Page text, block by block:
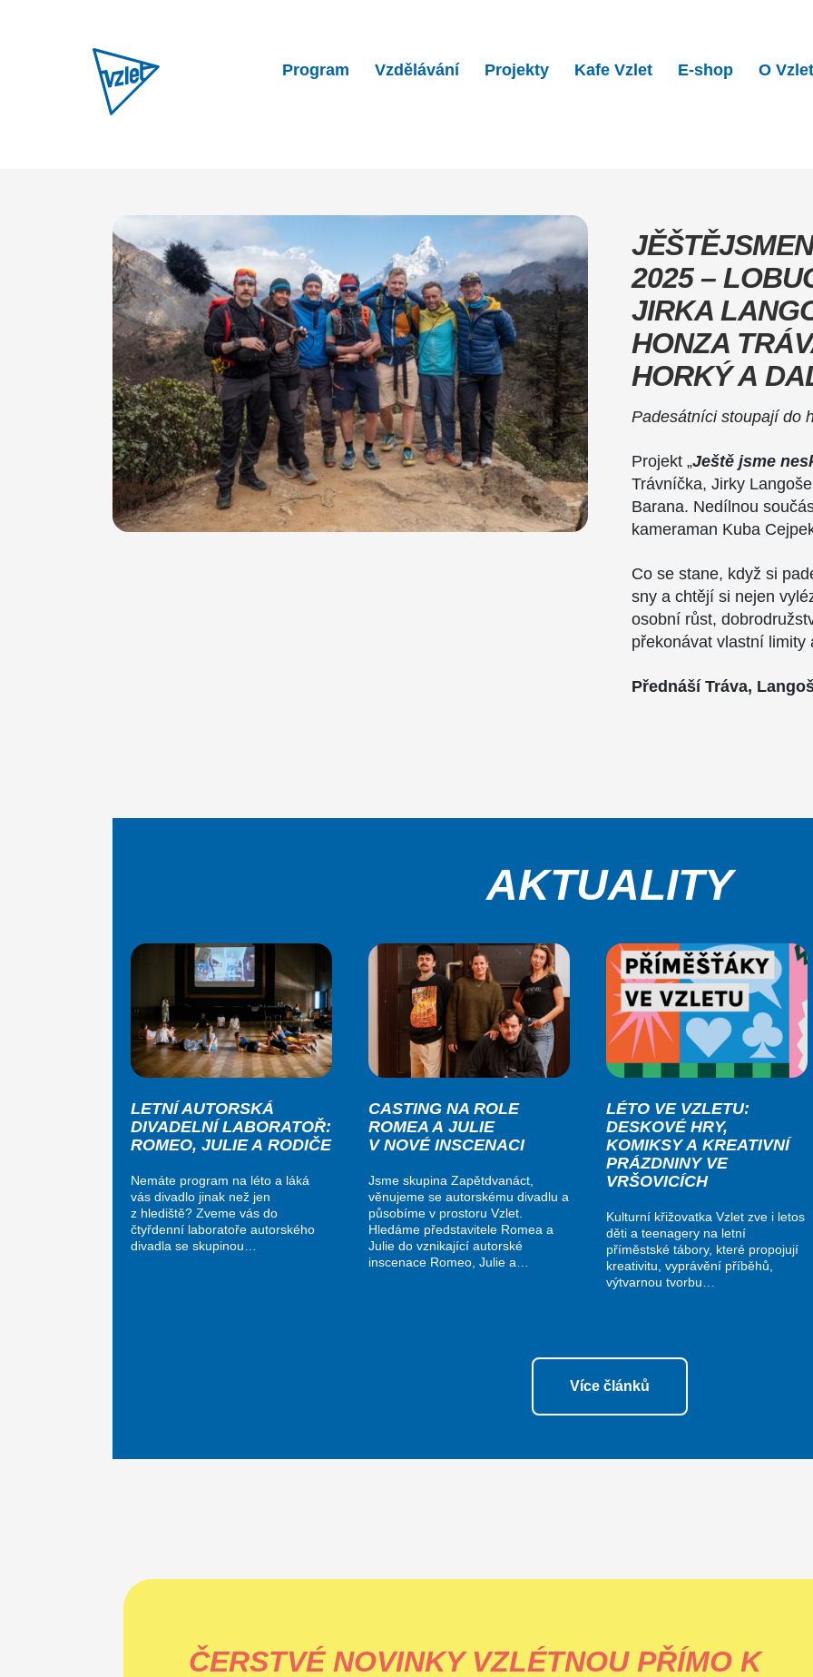
Program Vzdělávání Projekty Kafe Vzlet E-shop O
2025 –
JIRKA
HONZA
HORKÝ A
Padesátníci stoupají do
Projekt „Ještě jsme
Trávníčka, Jirky
Barana. Nedílnou
kameraman Kuba
Co se stane, když si
sny a chtějí si nejen
osobní růst,
překonávat vlastní limity
Přednáší Tráva,
AKTUALITY
LETNÍ AUTORSKÁ
DIVADELNÍ LABORATOŘ:
ROMEO, JULIE A RODIČE
Nemáte program na léto a láká
vás divadlo jinak než jen
z hlediště? Zveme vás do
čtyřdenní laboratoře autorského
divadla se skupinou…
CASTING NA ROLE
ROMEA A JULIE
V NOVÉ INSCENACI
Jsme skupina Zapětdvanáct,
věnujeme se autorskému divadlu a
působíme v prostoru Vzlet.
Hledáme představitele Romea a
Julie do vznikající autorské
inscenace Romeo, Julie a…
LÉTO VE VZLETU:
DESKOVÉ HRY,
KOMIKSY A KREATIVNÍ
PRÁZDNINY VE
VRŠOVICÍCH
Kulturní křižovatka Vzlet zve i letos
děti a teenagery na letní
příměstské tábory, které propojují
kreativitu, vyprávění příběhů,
výtvarnou tvorbu…
Více článků
ČERSTVÉ NOVINKY VZLÉTNOU PŘÍMO K